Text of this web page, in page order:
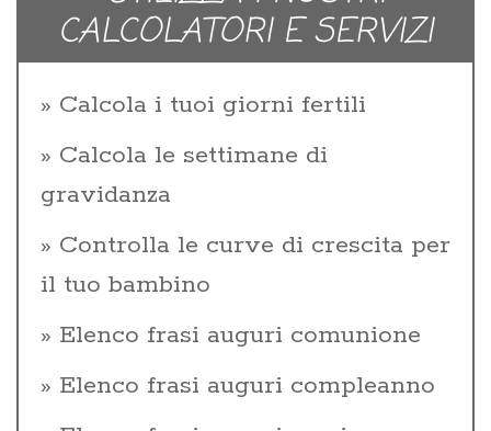
CALCOLATORI E SERVIZI
Calcola i tuoi giorni fertili
Calcola le settimane di
gravidanza
Controlla le curve di crescita per
il tuo bambino
Elenco frasi auguri comunione
Elenco frasi auguri compleanno